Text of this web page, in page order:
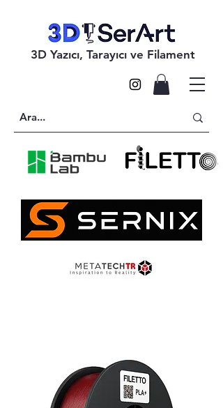
3D Yazıcı, Tarayıcı ve Filament